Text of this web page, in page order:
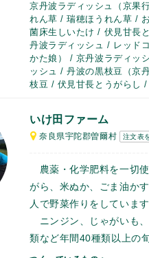
京丹波ラディッシュ（京
れん草 / 瑞穂ほうれん草 /
菌床生しいたけ / 伏見甘長
丹波ラディッシュ / レッド
かた娘） / 京丹波ラディッ
ッシュ / 丹波の黒枝豆（京
枝豆 / 伏見甘長とうがらし
いけ田ファーム
奈良県宇陀郡曽爾村 注文表
農薬・化学肥料を一切
がら、米ぬか、ごま油か
人で野菜作りをしています
ニンジン、じゃがいも
類など年間40種類以上の